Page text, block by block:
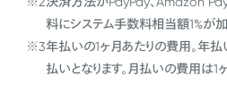
料にシステム手数料相当額1%が加
※3年払いの1ヶ月あたりの費用。年払
払いとなります。月払いの費用は1